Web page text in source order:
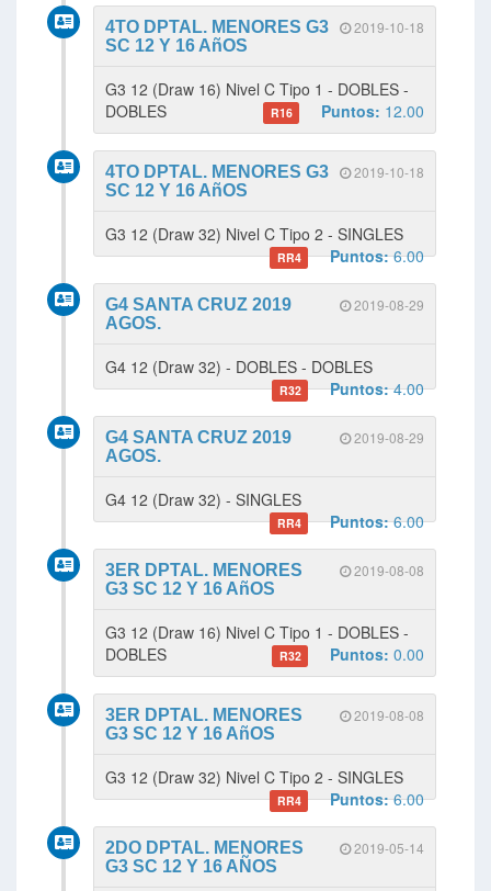
2019-10-18
4TO DPTAL. MENORES G3
SC 12 Y 16 AñOS
G3 12 (Draw 16) Nivel C Tipo 1 - DOBLES -
DOBLES
R16 Puntos: 12.00
2019-10-18
4TO DPTAL. MENORES G3
SC 12 Y 16 AñOS
G3 12 (Draw 32) Nivel C Tipo 2 - SINGLES
RR4 Puntos:6.00
2019-08-29
G4 SANTA CRUZ 2019
AGOS.
G4 12 (Draw 32) - DOBLES - DOBLES
R32 Puntos:4.00
2019-08-29
G4 SANTA CRUZ 2019
AGOS.
G4 12 (Draw 32) - SINGLES
RR4 Puntos:6.00
2019-08-08
3ER DPTAL. MENORES
G3 SC 12 Y 16 AñOS
G3 12 (Draw 16) Nivel C Tipo 1 - DOBLES -
DOBLES
R32 Puntos: 0.00
2019-08-08
3ER DPTAL. MENORES
G3 SC 12 Y 16 AñOS
G3 12 (Draw 32) Nivel C Tipo 2 - SINGLES
RR4 Puntos:6.00
2019-05-14
2DO DPTAL. MENORES
G3 SC 12 Y 16 AÑOS